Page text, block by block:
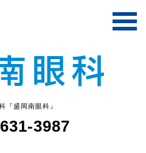
『盛岡南眼科』
3987